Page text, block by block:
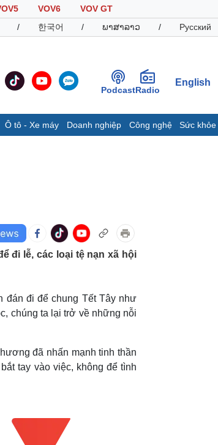
VOV6
VOV GT
/ 한국어 / ພາສາລາວ / Русский
PodcastRadio
English
Ô tô - Xe máy Doanh nghiệp Công nghệ Sức khỏe
- Xe máy
vấn
Doanh nghiệp
Doanh nhân
Vì cộng đồng
sĩ
trang
Tư vấn
Săn Tour
đi lễ, các loại tệ nạn xã hội
đán đi để chung Tết Tây như
chúng ta lại trở về những nỗi
đã nhấn mạnh tinh thần
tay vào việc, không để tình